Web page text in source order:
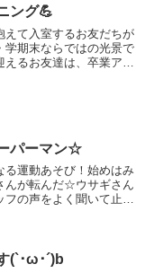
ったので...
ング💪
えて入室するお友だちが
学期末ならではの光景で
るお友達は、卒業アル
パーマン☆
る運動あそび！始めはみ
んが転んだ☆ウサギさん
フの声をよく聞いて止ま
トに戻...
(`･ω･´)b